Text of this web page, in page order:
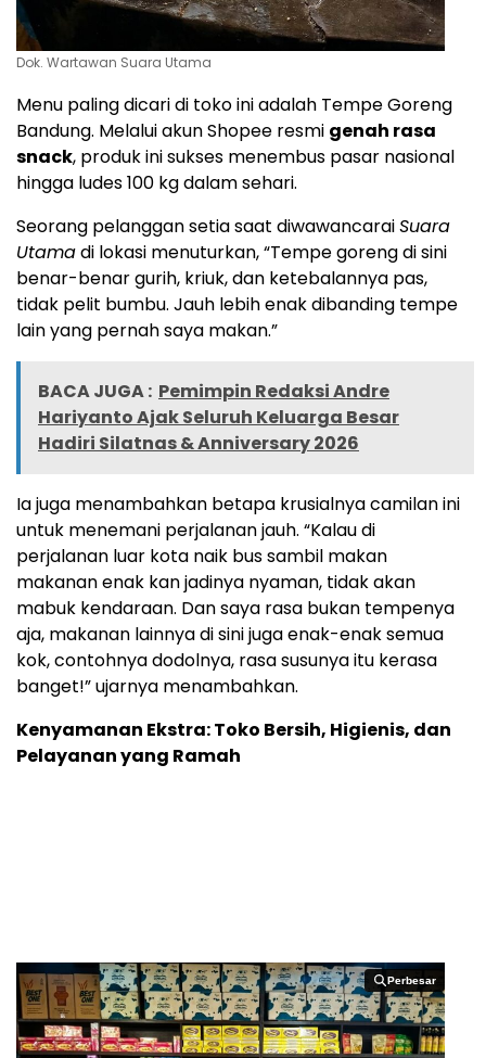
Dok. Wartawan Suara Utama
Menu paling dicari di toko ini adalah Tempe Goreng
Bandung. Melalui akun Shopee resmi genah rasa
snack, produk ini sukses menembus pasar nasional
hingga ludes 100 kg dalam sehari.
Seorang pelanggan setia saat diwawancaraiSuara
Utamadi lokasi menuturkan, “Tempe goreng di sini
benar-benar gurih, kriuk, dan ketebalannya pas,
tidak pelit bumbu. Jauh lebih enak dibanding tempe
lain yang pernah saya makan.”
BACA JUGA : Pemimpin Redaksi Andre
Hariyanto Ajak Seluruh Keluarga Besar
Hadiri Silatnas & Anniversary 2026
Ia juga menambahkan betapa krusialnya camilan ini
untuk menemani perjalanan jauh. “Kalau di
perjalanan luar kota naik bus sambil makan
makanan enak kan jadinya nyaman, tidak akan
mabuk kendaraan. Dan saya rasa bukan tempenya
aja, makanan lainnya di sini juga enak-enak semua
kok, contohnya dodolnya, rasa susunya itu kerasa
banget!” ujarnya menambahkan.
Kenyamanan Ekstra: Toko Bersih, Higienis, dan
Pelayanan yang Ramah
Perbesar
Perbesar